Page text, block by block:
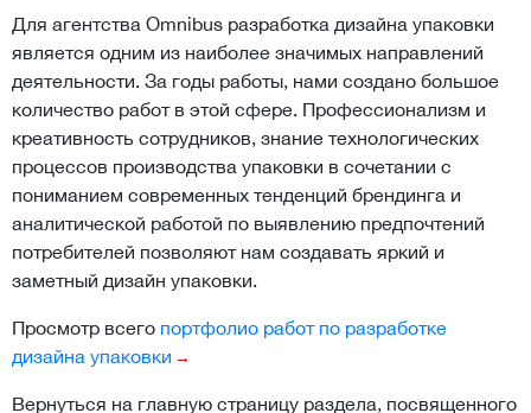
Для агентства Omnibus разработка дизайна упаковки
является одним из наиболее значимых направлений
деятельности. За годы работы, нами создано большое
количество работ в этой сфере. Профессионализм и
креативность сотрудников, знание технологических
процессов производства упаковки в сочетании с
пониманием современных тенденций брендинга и
аналитической работой по выявлению предпочтений
потребителей позволяют нам создавать яркий и
заметный дизайн упаковки.
Просмотр всего портфолио работ по разработке
дизайна упаковки
Вернуться на главную страницу раздела, посвященного